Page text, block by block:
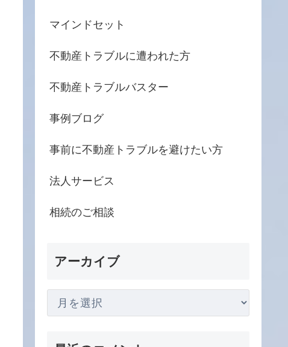
マインドセット
不動産トラブルに遭われた方
不動産トラブルバスター
事例ブログ
事前に不動産トラブルを避けたい方
法人サービス
相続のご相談
アーカイブ